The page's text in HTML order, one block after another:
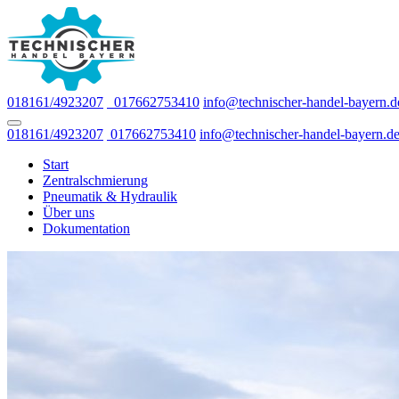
018161/4923207 017662753410 info@technischer-handel-
018161/4923207 017662753410 info@technischer-handel-bayern.de
Start
Zentralschmierung
Pneumatik & Hydraulik
Über uns
Dokumentation